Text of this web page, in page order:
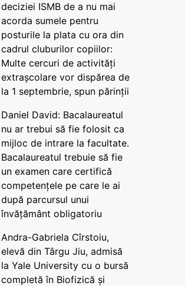
deciziei ISMB de a nu mai
acorda sumele pentru
posturile la plata cu ora din
cadrul cluburilor copiilor:
Multe cercuri de activități
extrașcolare vor dispărea de
la 1 septembrie, spun părinții
Daniel David: Bacalaureatul
nu ar trebui să fie folosit ca
mijloc de intrare la facultate.
Bacalaureatul trebuie să fie
un examen care certifică
competențele pe care le ai
după parcursul unui
învățământ obligatoriu
Andra-Gabriela Cîrstoiu,
elevă din Târgu Jiu, admisă
la Yale University cu o bursă
completă în Biofizică și